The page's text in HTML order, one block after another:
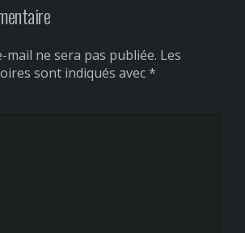
mail ne sera pas publiée. Les
sont indiqués avec*